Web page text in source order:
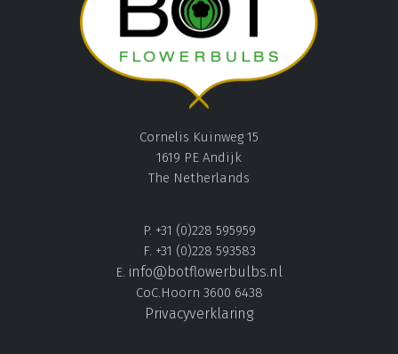
Cornelis Kuinweg 15
1619 PE Andijk
The Netherlands
P. +31 (0)228 595959
F. +31 (0)228 593583
E. info@botflowerbulbs.nl
CoC.Hoorn 3600 6438
Privacyverklaring